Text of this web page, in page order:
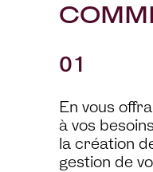
01
En vous
à vos
la création
gestion de